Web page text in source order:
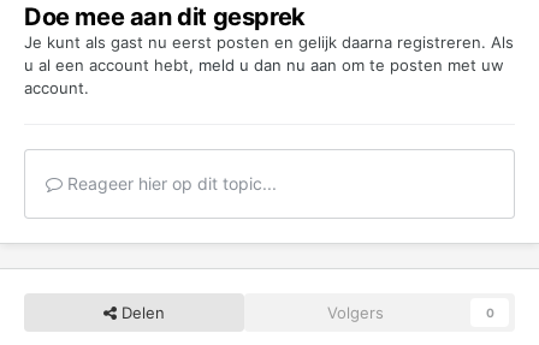
Doe mee aan dit gesprek
Je kunt als gast nu eerst posten en gelijk daarna registreren. Als
u al een account hebt, meld u dan nu aan om te posten met uw
account.
Reageer hier op dit topic...
Delen Volgers 0